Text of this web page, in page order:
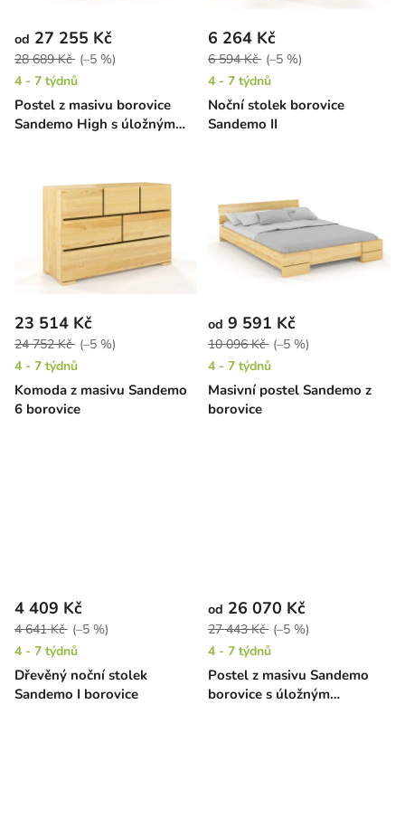
Postel z masivu borovice
Sandemo High s úložným
od 27 255 Kč
28 689 Kč (–5 %)
4 - 7 týdnů
Noční stolek borovice
Sandemo II
6 264 Kč
6 594 Kč (–5 %)
4 - 7 týdnů
Komoda z masivu Sandemo
6 borovice
23 514 Kč
24 752 Kč (–5 %)
4 - 7 týdnů
Masivní postel Sandemo z
borovice
od 9 591 Kč
10 096 Kč (–5 %)
4 - 7 týdnů
Dřevěný noční stolek
Sandemo I borovice
4 409 Kč
4 641 Kč (–5 %)
4 - 7 týdnů
Postel z masivu Sandemo
borovice s úložným
od 26 070 Kč
27 443 Kč (–5 %)
4 - 7 týdnů